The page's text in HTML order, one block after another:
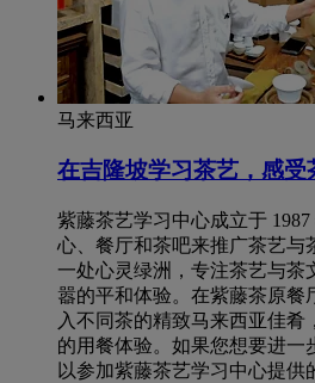
马来西亚
在吉隆坡学习茶艺，感受
紫藤茶艺学习中心成立于
心、餐厅和茶吧来推广茶艺与
一处心灵绿洲，专注茶艺与茶
嚣的平和体验。在紫藤茶原餐
入不同茶的精致马来西亚佳肴
的用餐体验。如果您想要进一
以参加紫藤茶艺学习中心提供